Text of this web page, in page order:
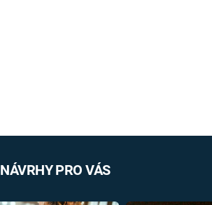
NÁVRHY PRO VÁS